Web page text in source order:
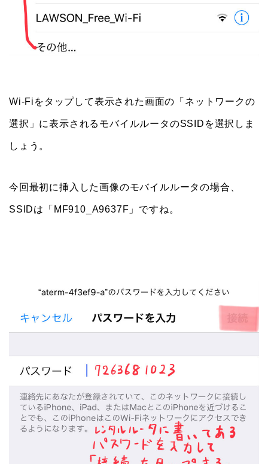
Wi-Fiをタップして表示された画面の「ネットワークの
選択」に表示されるモバイルルータのSSIDを選択しま
しょう。
今回最初に挿入した画像のモバイルルータの場合、
SSIDは「MF910_A9637F」ですね。